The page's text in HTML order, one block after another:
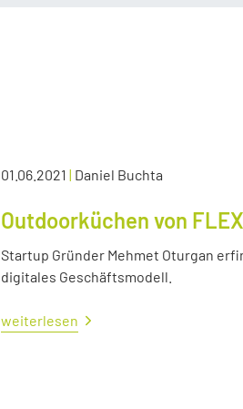
01.06.2021 | Daniel Buchta
Outdoorküchen von
Startup Gründer Mehmet Oturgan
digitales Geschäftsmodell.
weiterlesen